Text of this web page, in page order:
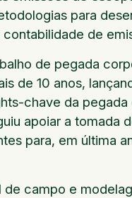
para
de
de pegada
de 10 anos,
chave da
apoiar a tomada
para, em última
campo e